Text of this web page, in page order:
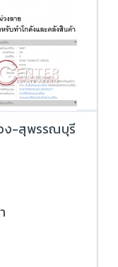
ง-สุพรรณบุรี